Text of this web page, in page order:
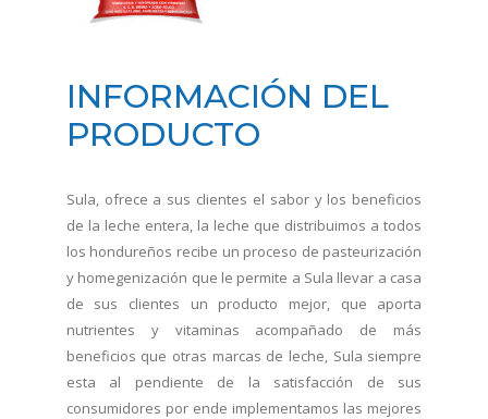
INFORMACIÓN DEL
PRODUCTO
Sula, ofrece a sus clientes el sabor y los beneficios
de la leche entera, la leche que distribuimos a todos
los hondureños recibe un proceso de pasteurización
y homegenización que le permite a Sula llevar a casa
de sus clientes un producto mejor, que aporta
nutrientes y vitaminas acompañado de más
beneficios que otras marcas de leche, Sula siempre
esta al pendiente de la satisfacción de sus
consumidores por ende implementamos las mejores